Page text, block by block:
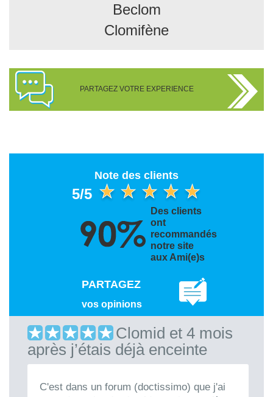
Beclom
Clomifène
PARTAGEZ VOTRE EXPERIENCE
Note des clients
5/5
Des clients
ont
recommandés
notre site
aux Ami(e)s
PARTAGEZ
vos opinions
Clomid et 4 mois
après j’étais déjà enceinte
C'est dans un forum (doctissimo) que j'ai